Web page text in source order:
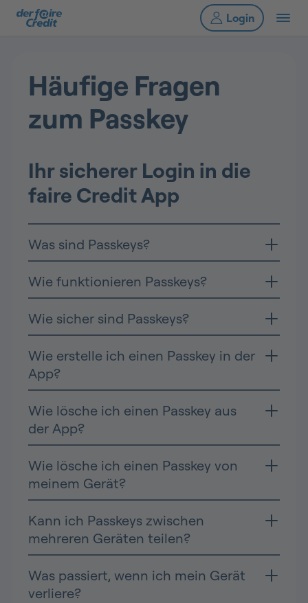
Häufige Fragen
zum Passkey
Ihr sicherer Login in die
faire Credit App
Was sind Passkeys?
Wie funktionieren Passkeys?
Wie sicher sind Passkeys?
Wie erstelle ich einen Passkey in der
App?
Wie lösche ich einen Passkey aus
der App?
Wie lösche ich einen Passkey von
meinem Gerät?
Kann ich Passkeys zwischen
mehreren Geräten teilen?
Was passiert, wenn ich mein Gerät
verliere?